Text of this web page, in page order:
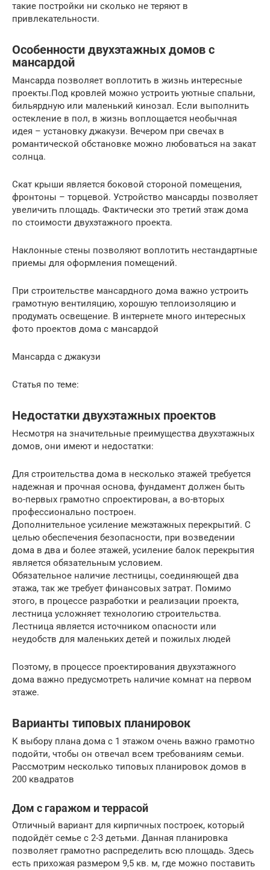
такие постройки ни сколько не теряют в
привлекательности.
Особенности двухэтажных домов с
мансардой
Мансарда позволяет воплотить в жизнь интересные
проекты.Под кровлей можно устроить уютные спальни,
бильярдную или маленький кинозал. Если выполнить
остекление в пол, в жизнь воплощается необычная
идея – установку джакузи. Вечером при свечах в
романтической обстановке можно любоваться на закат
солнца.
Скат крыши является боковой стороной помещения,
фронтоны – торцевой. Устройство мансарды позволяет
увеличить площадь. Фактически это третий этаж дома
по стоимости двухэтажного проекта.
Наклонные стены позволяют воплотить нестандартные
приемы для оформления помещений.
При строительстве мансардного дома важно устроить
грамотную вентиляцию, хорошую теплоизоляцию и
продумать освещение. В интернете много интересных
фото проектов дома с мансардой
Мансарда с джакузи
Статья по теме:
Недостатки двухэтажных проектов
Несмотря на значительные преимущества двухэтажных
домов, они имеют и недостатки:
Для строительства дома в несколько этажей требуется
надежная и прочная основа, фундамент должен быть
во-первых грамотно спроектирован, а во-вторых
профессионально построен.
Дополнительное усиление межэтажных перекрытий. С
целью обеспечения безопасности, при возведении
дома в два и более этажей, усиление балок перекрытия
является обязательным условием.
Обязательное наличие лестницы, соединяющей два
этажа, так же требует финансовых затрат. Помимо
этого, в процессе разработки и реализации проекта,
лестница усложняет технологию строительства.
Лестница является источником опасности или
неудобств для маленьких детей и пожилых людей
Поэтому, в процессе проектирования двухэтажного
дома важно предусмотреть наличие комнат на первом
этаже.
Варианты типовых планировок
К выбору плана дома с 1 этажом очень важно грамотно
подойти, чтобы он отвечал всем требованиям семьи.
Рассмотрим несколько типовых планировок домов в
200 квадратов
Дом с гаражом и террасой
Отличный вариант для кирпичных построек, который
подойдёт семье с 2-3 детьми. Данная планировка
позволяет грамотно распределить всю площадь. Здесь
есть прихожая размером 9,5 кв. м, где можно поставить